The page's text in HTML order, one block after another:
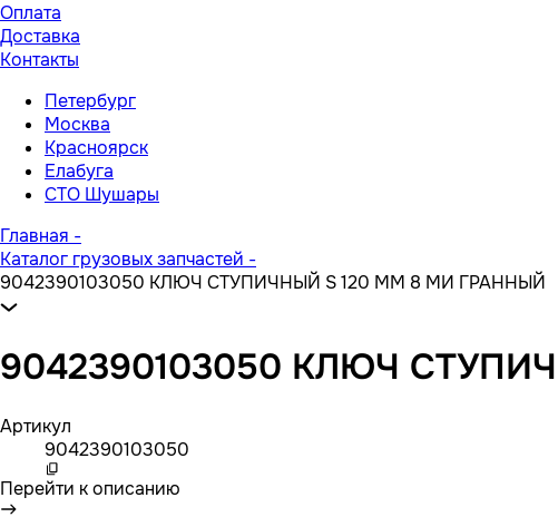
Оплата
Доставка
Контакты
Петербург
Москва
Красноярск
Елабуга
СТО Шушары
Главная -
Каталог грузовых запчастей -
9042390103050 КЛЮЧ СТУПИЧНЫЙ S 120 ММ 8 МИ ГРАННЫЙ
9042390103050 КЛЮЧ
Артикул
9042390103050
Перейти к описанию